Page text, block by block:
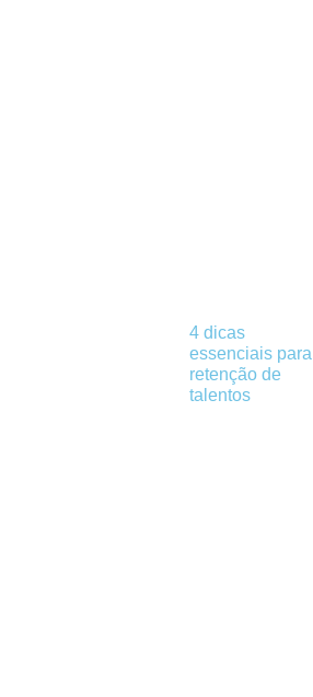
4 dicas
essenciais para
retenção de
talentos